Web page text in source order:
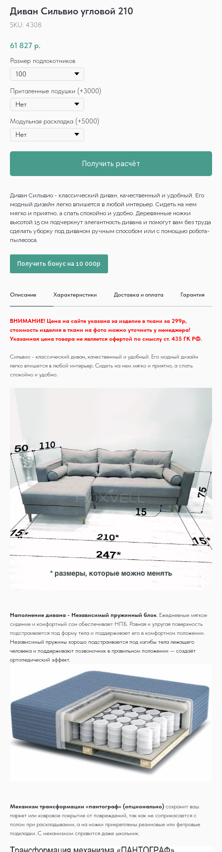
Диван Сильвио угловой 210
SKU: 4308
61 827 р.
Размер подлокотников
Приталенные подушки (+3000)
Модульная раскладка (+5000)
Получить расчёт
Диван Сильвио - классический диван, качественный и удобный. Его
модный дизайн легко впишется в любой интерьер. Сидеть на нем
мягко и приятно, а спать спокойно и удобно. Деревянные ножки
высотой 15 см подчеркнут элегантность дивана и помогут вам без труда
сделать уборку под диваном ручным способом или с помощью робота-
пылесоса.
Получить бонус на 10 000р
Описание Характеристики Доставка и оплата Гарантия
ВНИМАНИЕ! Цена на сайте указана за изделие в ткани за 299р,
стоимость изделия в ткани на фото можно уточнить у менеджера!
Указанная цена товара не является офертой по смыслу ст. 435 ГК РФ.
Сильвио - классический диван, качественный и удобный. Его модный дизайн
легко впишется в любой интерьер. Сидеть на нем мягко и приятно, а спать
спокойно и удобно.
Наполнение дивана - Независимый пружинный блок. Ежедневные мягкое
сидение и комфортный сон обеспечивает НПБ. Ровная и упругая поверхность
подстраивается под форму тела и поддерживает его в комфортном положении.
Независимый пружины хорошо подстраивается под изгибы тела лежащего
человека и поддерживают позвоночник в правильном положении — создаёт
ортопедический эффект.
Механизм трансформации «пантограф» (опционально) сохранит ваш
паркет или ковровое покрытие от повреждений, так как не соприкасается с
полом при раскладывании, а на ножки прикреплены резиновые или фетровые
подкладки. С механизмом справится даже школьник.